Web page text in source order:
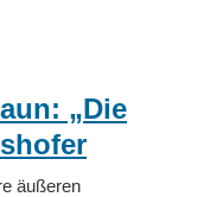
„Die
äußeren